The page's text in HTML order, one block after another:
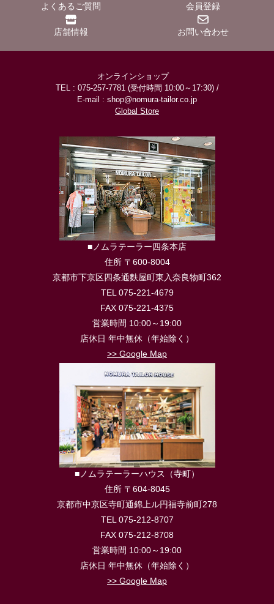
よくあるご質問 会員登録
店舗情報 お問い合わせ
オンラインショップ
TEL : 075-257-7781 (受付時間 10:00～17:30) /
E-mail : shop@nomura-tailor.co.jp
Global Store
■ノムラテーラー四条本店
住所 〒600-8004
京都市下京区四条通麩屋町東入奈良物町362
TEL 075-221-4679
FAX 075-221-4375
営業時間 10:00～19:00
店休日 年中無休（年始除く）
>> Google Map
■ノムラテーラーハウス（寺町）
住所 〒604-8045
京都市中京区寺町通錦上ル円福寺前町278
TEL 075-212-8707
FAX 075-212-8708
営業時間 10:00～19:00
店休日 年中無休（年始除く）
>> Google Map